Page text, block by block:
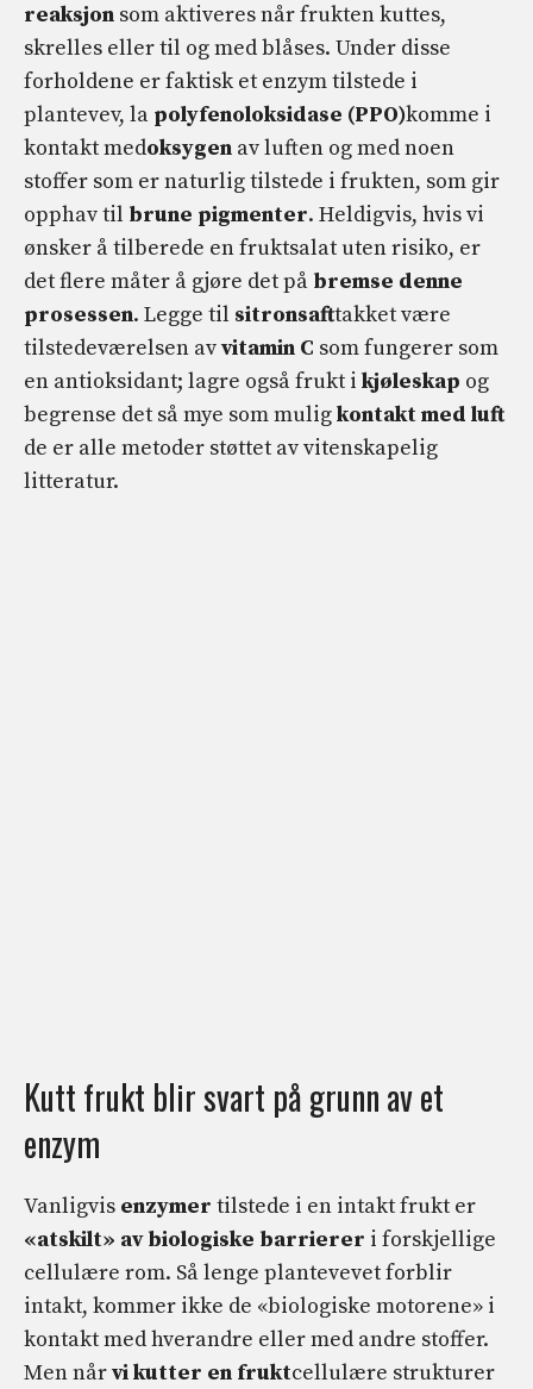
reaksjon som aktiveres når frukten kuttes,
skrelles eller til og med blåses. Under disse
forholdene er faktisk et enzym tilstede i
plantevev, la polyfenoloksidase (PPO)komme i
kontakt medoksygen av luften og med noen
stoffer som er naturlig tilstede i frukten, som gir
opphav til brune pigmenter. Heldigvis, hvis vi
ønsker å tilberede en fruktsalat uten risiko, er
det flere måter å gjøre det på bremse denne
prosessen. Legge til sitronsafttakket være
tilstedeværelsen avvitamin C som fungerer som
en antioksidant; lagre også frukt i kjøleskap og
begrense det så mye som muligkontakt med luft
de er alle metoder støttet av vitenskapelig
litteratur.
Kutt frukt blir svart på grunn av et
enzym
Vanligvis enzymer tilstede i en intakt frukt er
«atskilt» av biologiske barrierer i forskjellige
cellulære rom. Så lenge plantevevet forblir
intakt, kommer ikke de «biologiske motorene» i
kontakt med hverandre eller med andre stoffer.
Men nårvi kutter en fruktcellulære strukturer